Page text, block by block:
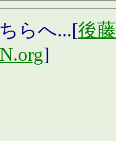
らへ...[後
]